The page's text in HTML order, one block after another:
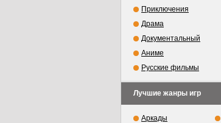
Приключения
Драма
Документальный
Аниме
Русские фильмы
Лучшие жанры игр
Аркады